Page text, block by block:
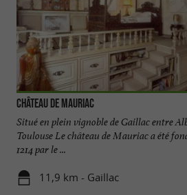
Château de Mauriac
Situé en plein vignoble de Gaillac entre
Toulouse Le château de Mauriac a été
1214 par le ...
11,9 km - Gaillac